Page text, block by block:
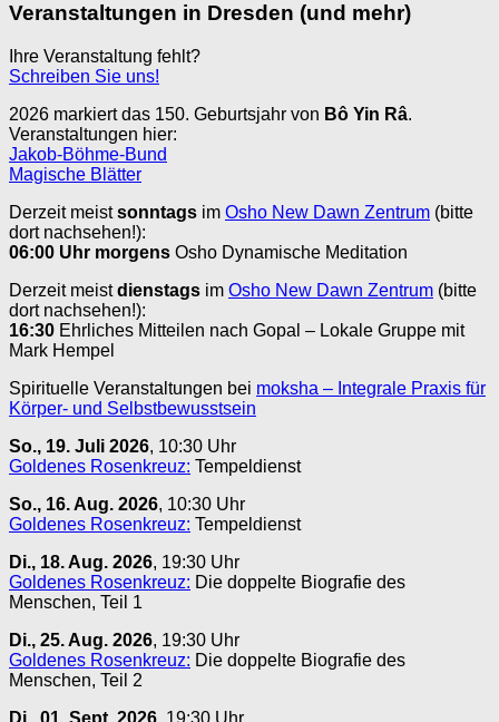
Veranstaltungen in Dresden (und mehr)
Ihre Veranstaltung fehlt?
Schreiben Sie uns!
2026 markiert das 150. Geburtsjahr von Bô Yin Râ.
Veranstaltungen hier:
Jakob-Böhme-Bund
Magische Blätter
Derzeit meistsonntags im Osho New Dawn Zentrum (bitte
dort nachsehen!):
06:00 Uhr morgens Osho Dynamische Meditation
Derzeit meistdienstags im Osho New Dawn Zentrum (bitte
dort nachsehen!):
16:30 Ehrliches Mitteilen nach Gopal – Lokale Gruppe mit
Mark Hempel
Spirituelle Veranstaltungen bei moksha – Integrale Praxis für
Körper- und Selbstbewusstsein
So., 19. Juli 2026, 10:30 Uhr
Goldenes Rosenkreuz: Tempeldienst
So., 16. Aug. 2026, 10:30 Uhr
Goldenes Rosenkreuz: Tempeldienst
Di., 18. Aug. 2026, 19:30 Uhr
Goldenes Rosenkreuz: Die doppelte Biografie des
Menschen, Teil 1
Di., 25. Aug. 2026, 19:30 Uhr
Goldenes Rosenkreuz: Die doppelte Biografie des
Menschen, Teil 2
Di., 01. Sept. 2026 , 19:30 Uhr